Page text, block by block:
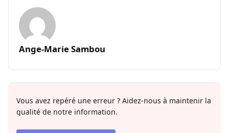
Ange-Marie Sambou
Vous avez repéré une erreur ? Aidez-nous à maintenir la
qualité de notre information.